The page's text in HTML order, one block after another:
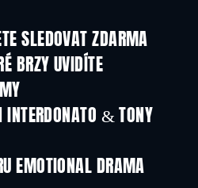
SLEDOVAT ZDARMA
BRZY UVIDÍTE
INTERDONATO & TONY
EMOTIONAL DRAMA
TV